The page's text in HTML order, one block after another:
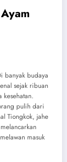
banyak budaya
sejak ribuan
pulih dari
Tiongkok, jahe
masuk